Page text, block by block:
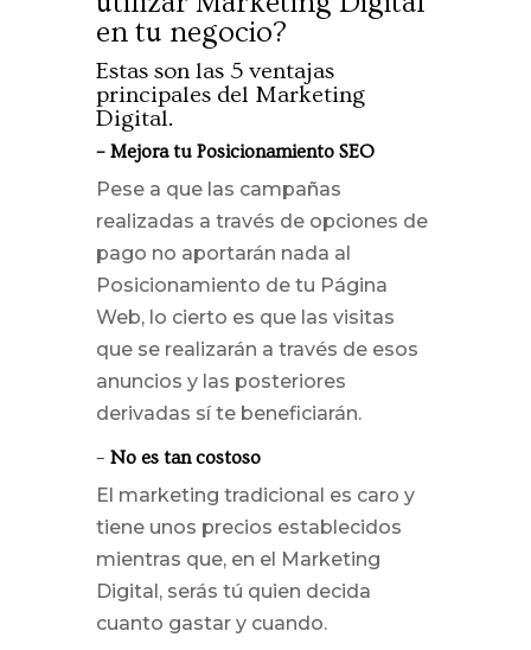
en tu negocio?
Estas son las 5 ventajas
principales del Marketing
Digital.
– Mejora tu Posicionamiento SEO
Pese a que las campañas
realizadas a través de opciones de
pago no aportarán nada al
Posicionamiento de tu Página
Web, lo cierto es que las visitas
que se realizarán a través de esos
anuncios y las posteriores
derivadas sí te beneficiarán.
– No es tan costoso
El marketing tradicional es caro y
tiene unos precios establecidos
mientras que, en el Marketing
Digital, serás tú quien decida
cuanto gastar y cuando.